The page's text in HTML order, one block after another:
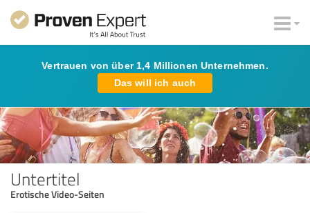
Vertrauen von über 1,4 Millionen Unternehmen.
Das will ich auch
Untertitel
Erotische Video-Seiten